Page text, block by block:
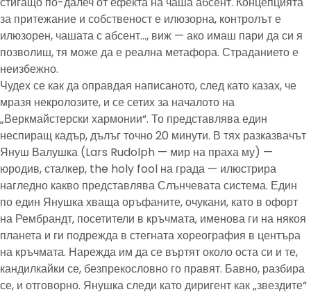
за притежание и собственост е илюзорна, контролът е
илюзорен, чашата с абсент…, виж — ако имаш пари да си я
позволиш, тя може да е реална метафора. Страданието е
неизбежно.
Чудех се как да оправдая написаното, след като казах, че
мразя некролозите, и се сетих за началото на
„Веркмайстерски хармонии“. То представлява един
неспиращ кадър, дълъг точно 20 минути. В тях разказвачът
Януш Валушка (Lars Rudolph — мир на праха му) —
юродив, сталкер, the holy fool на града — илюстрира
нагледно какво представлява Слънчевата система. Един
по един Янушка хваща оръфаните, очукани, като в офорт
на Рембрандт, посетители в кръчмата, именова ги на някоя
планета и ги подрежда в стегната хореография в центъра
на кръчмата. Нарежда им да се въртят около оста си и те,
кандилкайки се, безпрекословно го правят. Бавно, разбира
се, и отговорно. Янушка следи като диригент как „звездите“